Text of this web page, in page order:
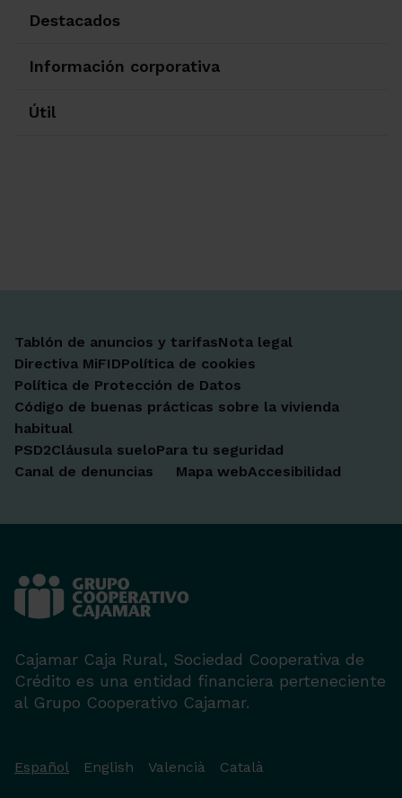
Destacados
Información corporativa
Útil
Tablón de anuncios y tarifasNota legal
Directiva MiFIDPolítica de cookies
Política de Protección de Datos
Código de buenas prácticas sobre la vivienda
habitual
PSD2Cláusula sueloPara tu seguridad
Canal de denuncias
Mapa webAccesibilidad
Cajamar Caja Rural, Sociedad Cooperativa de
Crédito es una entidad financiera perteneciente
al Grupo Cooperativo Cajamar.
Español English Valencià Català